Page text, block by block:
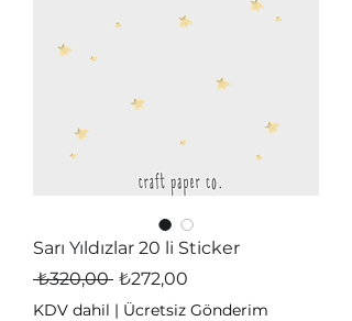
Sarı Yıldızlar 20 li Sticker
₺320,00 Normal
Fiyat
₺272,00
Fiyat
KDV dahil | Ücretsiz Gönderim